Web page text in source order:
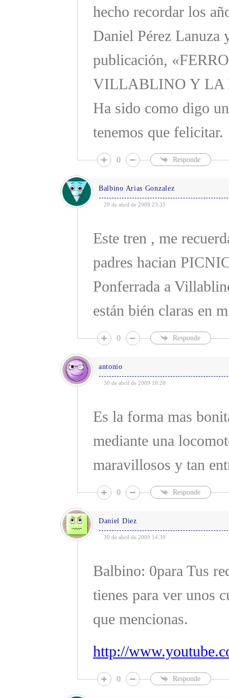
hecho recordar los
Daniel Pérez Lanuza
publicación,
VILLABLINO Y LA
Ha sido como digo
tenemos que felicitar.
0 Responde
Balbino Arias Gonzalez
29 de abril de 2009 23:35
Este tren , me
padres hacian
Ponferrada a
están bién claras en
0 Responde
antonio
30 de abril de 2009 10:20
Es la forma mas
mediante una
maravillosos y tan
0 Responde
Daniel Diez
30 de abril de 2009 14:39
Balbino: 0para Tus
tienes para ver unos
que mencionas.
http://
0 Responde